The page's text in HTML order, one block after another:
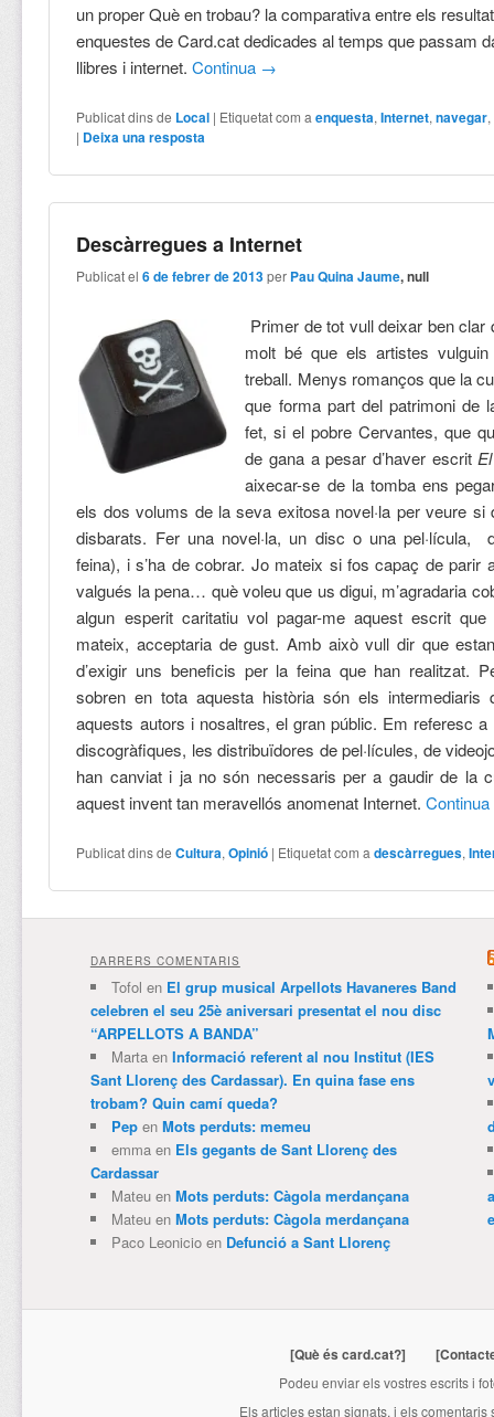
un proper Què en trobau? la comparativa entre els
enquestes de Card.cat dedicades al temps que passam
llibres i internet.Continua →
Publicat dins de Local | Etiquetat com a enquesta,Internet,navegar,
| Deixa una resposta
Descàrregues a Internet
Publicat el6 de febrer de 2013 per Pau Quina Jaume, null
Primer de tot vull deixar ben
molt bé que els artistes
treball. Menys romanços que la
que forma part del patrimoni de
fet, si el pobre Cervantes, que
de gana a pesar d’haver escrit
aixecar-se de la tomba ens
els dos volums de la seva exitosa novel·la per veure si
disbarats. Fer una novel·la, un disc o una pel·lícula,
feina), i s’ha de cobrar. Jo mateix si fos capaç de parir
valgués la pena… què voleu que us digui, m’agradaria
algun esperit caritatiu vol pagar-me aquest escrit
mateix, acceptaria de gust. Amb això vull dir que
d’exigir uns beneficis per la feina que han realitzat.
sobren en tota aquesta història són els intermediaris
aquests autors i nosaltres, el gran públic. Em referesc
discogràfiques, les distribuïdores de pel·lícules, de
han canviat i ja no són necessaris per a gaudir de la
aquest invent tan meravellós anomenat Internet.Continua
Publicat dins de Cultura,Opinió | Etiquetat com a descàrregues,
DARRERS COMENTARIS
Tofol en El grup musical Arpellots Havaneres Band
celebren el seu 25è aniversari presentat el nou disc
“ARPELLOTS A BANDA”
Martaen Informació referent al nou Institut (IES
Sant Llorenç des Cardassar). En quina fase ens
trobam? Quin camí queda?
Pepen Mots perduts: memeu
emmaen Els gegants de Sant Llorenç des
Cardassar
Mateuen Mots perduts: Càgola merdançana
Mateuen Mots perduts: Càgola merdançana
Paco Leonicioen Defunció a Sant Llorenç
[Què és card.cat?]
Podeu enviar els vostres escrits i
Els articles estan signats, i els